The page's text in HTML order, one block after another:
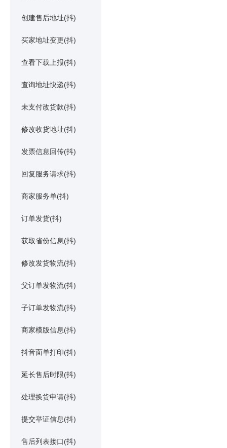
创建售后地址(抖)
买家地址变更(抖)
查看下载上报(抖)
查询地址快递(抖)
未支付改货款(抖)
修改收货地址(抖)
发票信息回传(抖)
回复服务请求(抖)
商家服务单(抖)
订单发货(抖)
获取省份信息(抖)
修改发货物流(抖)
父订单发物流(抖)
子订单发物流(抖)
商家模版信息(抖)
抖音面单打印(抖)
延长售后时限(抖)
处理换货申请(抖)
提交举证信息(抖)
售后列表接口(抖)